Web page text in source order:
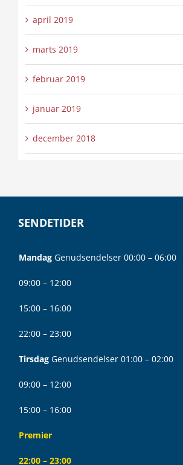
april 2019
marts 2019
februar 2019
januar 2019
december 2018
SENDETIDER
Mandag Genudsendelser 00:00 – 06:00
09:00 – 12:00
15:00 – 16:00
22:00 – 23:00
Tirsdag Genudsendelser 01:00 – 02:00
09:00 – 12:00
15:00 – 16:00
Premier
22:00 – 23:00